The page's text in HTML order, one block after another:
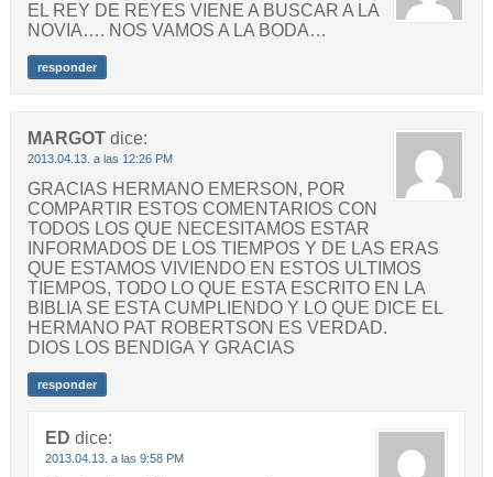
EL REY DE REYES VIENE A BUSCAR A LA
NOVIA…. NOS VAMOS A LA BODA…
responder
MARGOT dice:
2013.04.13. a las 12:26 PM
GRACIAS HERMANO EMERSON, POR
COMPARTIR ESTOS COMENTARIOS CON
TODOS LOS QUE NECESITAMOS ESTAR
INFORMADOS DE LOS TIEMPOS Y DE LAS ERAS
QUE ESTAMOS VIVIENDO EN ESTOS ULTIMOS
TIEMPOS, TODO LO QUE ESTA ESCRITO EN LA
BIBLIA SE ESTA CUMPLIENDO Y LO QUE DICE EL
HERMANO PAT ROBERTSON ES VERDAD.
DIOS LOS BENDIGA Y GRACIAS
responder
ED dice:
2013.04.13. a las 9:58 PM